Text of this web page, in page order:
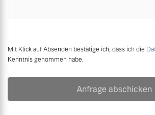
Mit Klick auf Absenden bestätige ich, dass ich die
Kenntnis genommen habe.
Anfrage abschicken